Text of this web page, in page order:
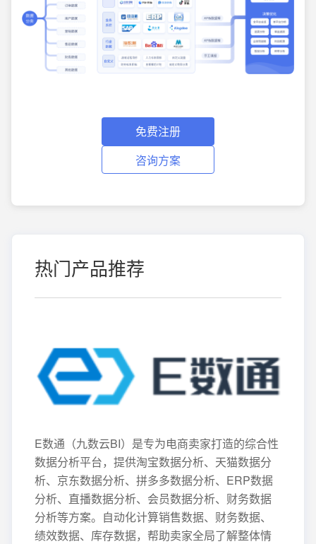
免费注册
咨询方案
热门产品推荐
E数通（九数云BI）是专为电商卖家打造的综合性
数据分析平台，提供淘宝数据分析、天猫数据分
析、京东数据分析、拼多多数据分析、ERP数据
分析、直播数据分析、会员数据分析、财务数据
分析等方案。自动化计算销售数据、财务数据、
绩效数据、库存数据，帮助卖家全局了解整体情